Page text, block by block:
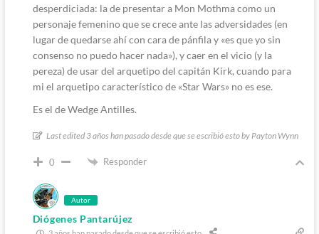
desperdiciada: la de presentar a Mon Mothma como un
personaje femenino que se crece ante las adversidades (en
lugar de quedarse ahí con cara de pánfila y «es que yo sin
consenso no puedo hacer nada»), y caer en el vicio (y la
pereza) de usar del arquetipo del capitán Kirk, cuando para
mi el arquetipo característico de «Star Wars» no es ese.
Es el de Wedge Antilles.
Last edited 3 años han pasado desde que se escribió esto by Payton Wynn
0 Responder
Autor
Diógenes Pantarújez